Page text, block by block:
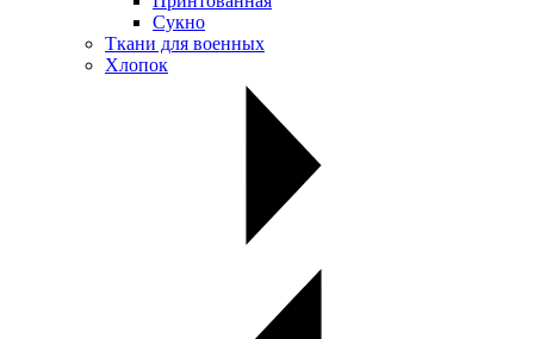
Сукно
Ткани для военных
Хлопок